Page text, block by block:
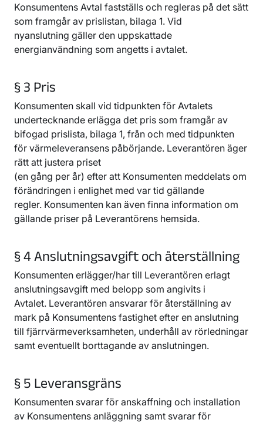
Konsumentens Avtal fastställs och regleras på det sätt
som framgår av prislistan, bilaga 1. Vid
nyanslutning gäller den uppskattade
energianvändning som angetts i avtalet.
§ 3 Pris
Konsumenten skall vid tidpunkten för Avtalets
undertecknande erlägga det pris som framgår av
bifogad prislista, bilaga 1, från och med tidpunkten
för värmeleveransens påbörjande. Leverantören äger
rätt att justera priset
(en gång per år) efter att Konsumenten meddelats om
förändringen i enlighet med var tid gällande
regler. Konsumenten kan även finna information om
gällande priser på Leverantörens hemsida.
§ 4 Anslutningsavgift och återställning
Konsumenten erlägger/har till Leverantören erlagt
anslutningsavgift med belopp som angivits i
Avtalet. Leverantören ansvarar för återställning av
mark på Konsumentens fastighet efter en anslutning
till fjärrvärmeverksamheten, underhåll av rörledningar
samt eventuellt borttagande av anslutningen.
§ 5 Leveransgräns
Konsumenten svarar för anskaffning och installation
av Konsumentens anläggning samt svarar för